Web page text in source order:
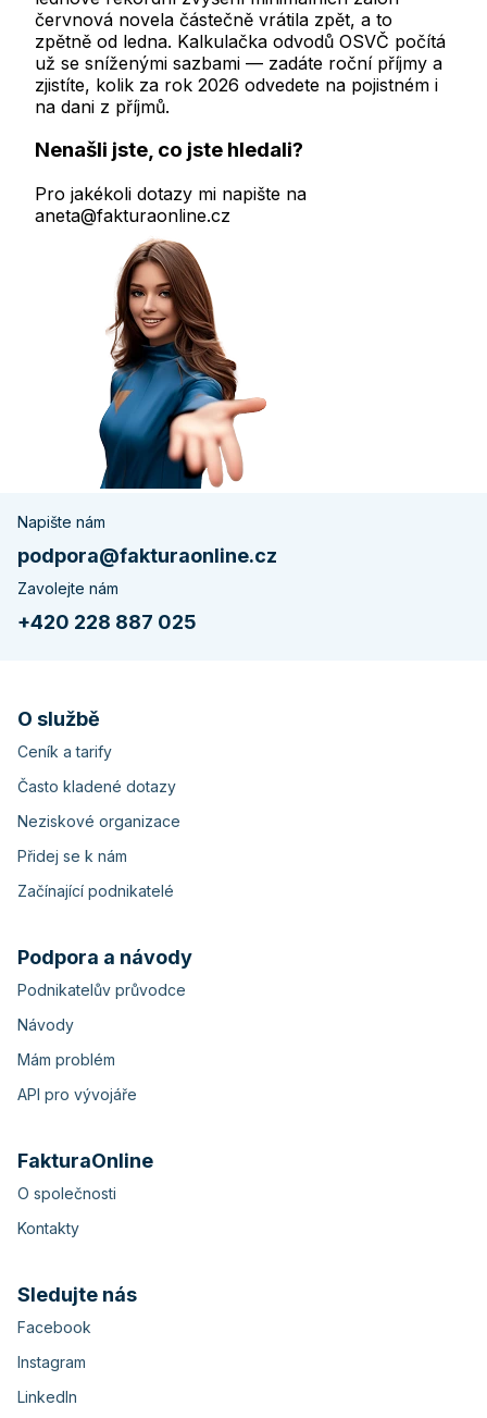
červnová novela částečně vrátila zpět, a to
zpětně od ledna. Kalkulačka odvodů OSVČ počítá
už se sníženými sazbami — zadáte roční příjmy a
zjistíte, kolik za rok 2026 odvedete na pojistném i
na dani z příjmů.
Nenašli jste, co jste hledali?
Pro jakékoli dotazy mi napište na
aneta@fakturaonline.cz
Napište nám
podpora@fakturaonline.cz
Zavolejte nám
+420 228 887 025
O službě
Ceník a tarify
Často kladené dotazy
Neziskové organizace
Přidej se k nám
Začínající podnikatelé
Podpora a návody
Podnikatelův průvodce
Návody
Mám problém
API pro vývojáře
FakturaOnline
O společnosti
Kontakty
Sledujte nás
Facebook
Instagram
LinkedIn